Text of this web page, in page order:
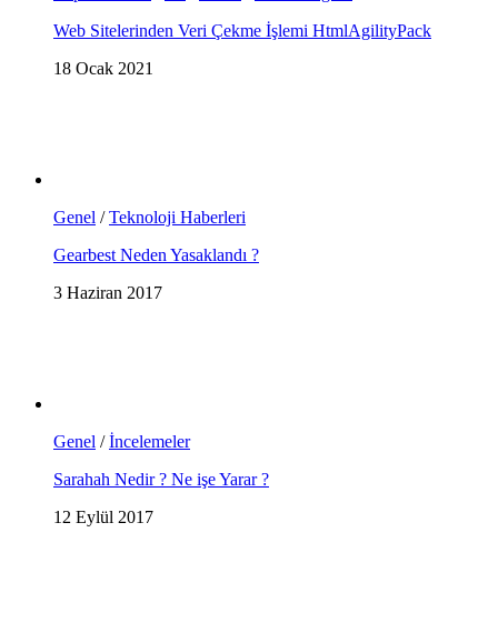
Web Sitelerinden Veri Çekme İşlemi HtmlAgilityPack
18 Ocak 2021
Genel /Teknoloji Haberleri
Gearbest Neden Yasaklandı ?
3 Haziran 2017
Genel /İncelemeler
Sarahah Nedir ? Ne işe Yarar ?
12 Eylül 2017